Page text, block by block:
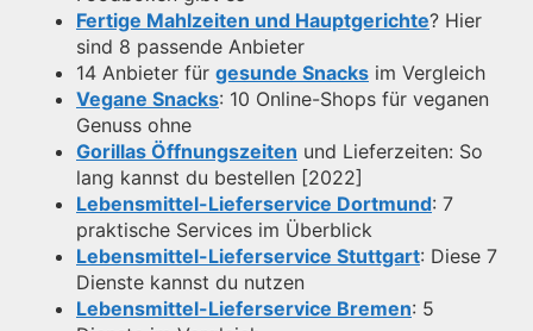
Fertige Mahlzeiten und Hauptgerichte? Hier
sind 8 passende Anbieter
14 Anbieter für gesunde Snacks im Vergleich
Vegane Snacks: 10 Online-Shops für veganen
Genuss ohne
Gorillas Öffnungszeiten und Lieferzeiten: So
lang kannst du bestellen [2022]
Lebensmittel-Lieferservice Dortmund: 7
praktische Services im Überblick
Lebensmittel-Lieferservice Stuttgart: Diese 7
Dienste kannst du nutzen
Lebensmittel-Lieferservice Bremen: 5